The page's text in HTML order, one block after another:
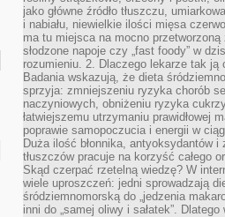
jako główne źródło tłuszczu,
i nabiału, niewielkie ilości mięsa
ma tu miejsca na mocno przetworzoną
słodzone napoje czy „fast foody” w
rozumieniu. 2. Dlaczego lekarze tak ją
Badania wskazują, że dieta
sprzyja: zmniejszeniu ryzyka chorób
naczyniowych, obniżeniu ryzyka
łatwiejszemu utrzymaniu prawidłowej
poprawie samopoczucia i energii w
Duża ilość błonnika, antyoksydantów i
tłuszczów pracuje na korzyść całego
Skąd czerpać rzetelną wiedzę? W
wiele uproszczeń: jedni sprowadzają
śródziemnomorską do „jedzenia
inni do „samej oliwy i sałatek”. Dlatego